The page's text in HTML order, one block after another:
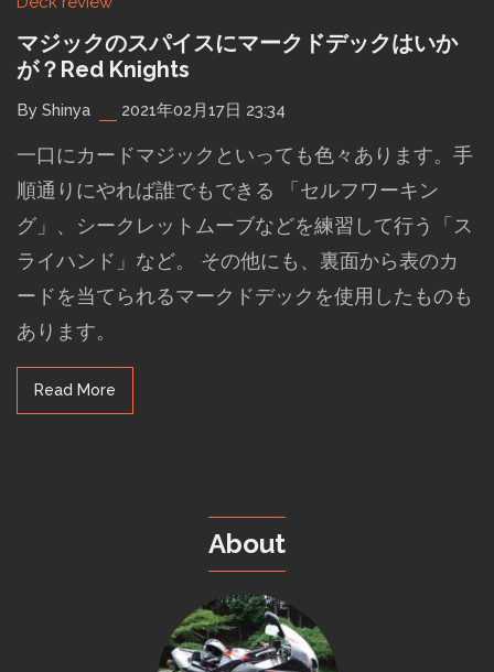
マジックのスパイスにマークドデックはいか
が？Red Knights
By Shinya 2021年02月17日 23:34
一口にカードマジックといっても色々あります。手
順通りにやれば誰でもできる 「セルフワーキン
グ」、シークレットムーブなどを練習して行う「ス
ライハンド」など。 その他にも、裏面から表のカ
ードを当てられるマークドデックを使用したものも
あります。
Read More
About